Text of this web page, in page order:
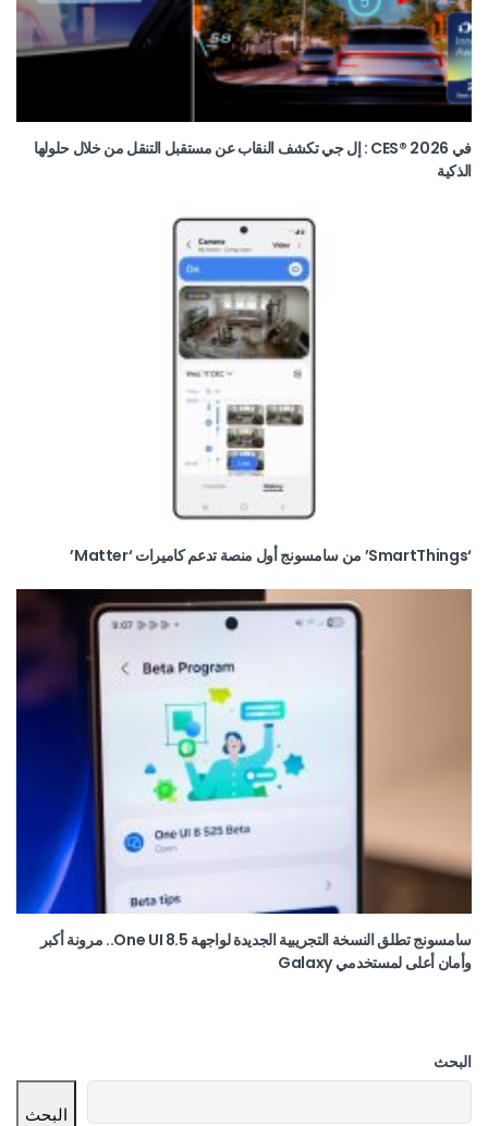
في CES® 2026 : إل جي تكشف النقاب عن مستقبل التنقل من خلال حلولها
الذكية
‘SmartThings’ من سامسونج أول منصة تدعم كاميرات ‘Matter’
سامسونج تطلق النسخة التجريبية الجديدة لواجهة One UI 8.5.. مرونة أكبر
وأمان أعلى لمستخدمي Galaxy
البحث
البحث